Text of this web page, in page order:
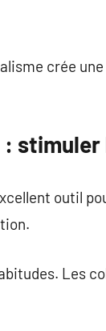
crée
outil
Les